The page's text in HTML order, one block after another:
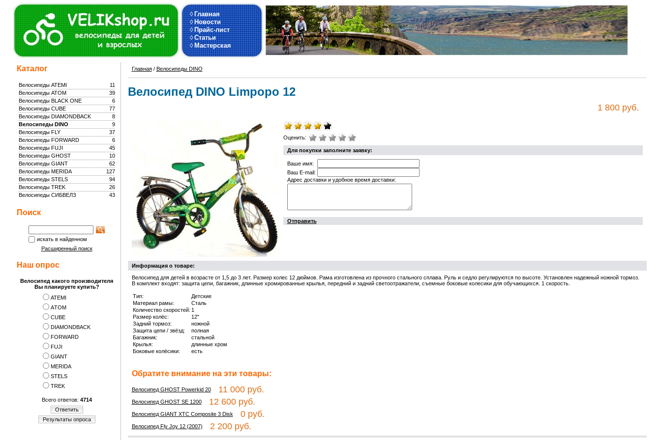
◊Главная
◊Новости
◊Прайс-лист
◊Статьи
◊Мастерская
Каталог
11
Велосипеды ATEMI
39
Велосипеды ATOM
6
Велосипеды BLACK ONE
77
Велосипеды CUBE
8
Велосипеды DIAMONDBACK
9
Велосипеды DINO
37
Велосипеды FLY
6
Велосипеды FORWARD
45
Велосипеды FUJI
10
Велосипеды GHOST
62
Велосипеды GIANT
127
Велосипеды MERIDA
94
Велосипеды STELS
26
Велосипеды TREK
43
Велосипеды СИБВЕЛЗ
Поиск
искать в найденном
Расширенный поиск
Наш опрос
Велосипед какого производителя
Вы планируете купить?
ATEMI
АTOM
CUBE
DIAMONDBACK
FORWARD
FUJI
GIANT
MERIDA
STELS
TREK
Всего ответов: 4714
Ответить
Результаты опроса
Главная/ Велосипеды DINO
Велосипед DINO Limpopo 12
1 800 руб.
Оценить:
Для покупки заполните заявку:
Ваше имя:
Ваш E-mail:
Адрес доставки и удобное время доставки:
Отправить
Информация о товаре:
Велосипед для детей в возрасте от 1,5 до 3 лет. Размер колес 12 дюймов. Рама изготовлена из прочного стального сплава. Руль и седло регулируются по высоте. Установлен надежный ножной тормоз.
В комплект входят: защита цепи, багажник, длинные хромированные крылья, передний и задний светоотражатели, съемные боковые колесики для обучающихся. 1 скорость.
Тип:
Детские
Материал рамы:
Сталь
Количество скоростей: 1
Размер колёс:
12"
Задний тормоз:
ножной
Защита цепи / звёзд:
полная
Багажник:
стальной
Крылья:
длинные хром
Боковые колёсики:
есть
Обратите внимание на эти товары:
Велосипед GHOST Powerkid 2011 000 руб.
Велосипед GHOST SE 120012 600 руб.
Велосипед GIANT XTC Composite 3 Disk0 руб.
Велосипед Fly Joy 12 (2007)2 200 руб.